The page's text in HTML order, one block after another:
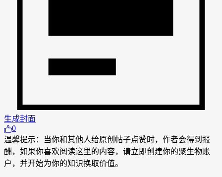
生成封面
0
温馨提示：当你和其他人给原创帖子点赞时，作者会得到报
酬，如果你喜欢阅读这里的内容，请立即创建你的聚生物账
户，并开始为你的知识换取价值。